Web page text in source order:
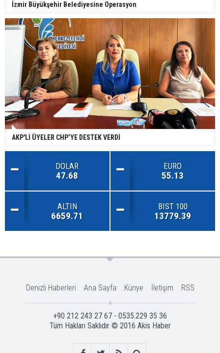
İzmir Büyükşehir Belediyesine Operasyon
AKP'Lİ ÜYELER CHP’YE DESTEK VERDİ
DOLAR
47.68
EURO
55.13
ALTIN
6659.71
BIST 100
13779.39
Denizli Haberleri Ana Sayfa Künye İletişim RSS
+90 212 243 27 67 - 0535.229 35 36
Tüm Hakları Saklıdır © 2016 Akis Haber